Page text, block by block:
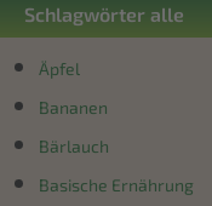
Schlagwörter alle
Äpfel
Bananen
Bärlauch
Basische Ernährung